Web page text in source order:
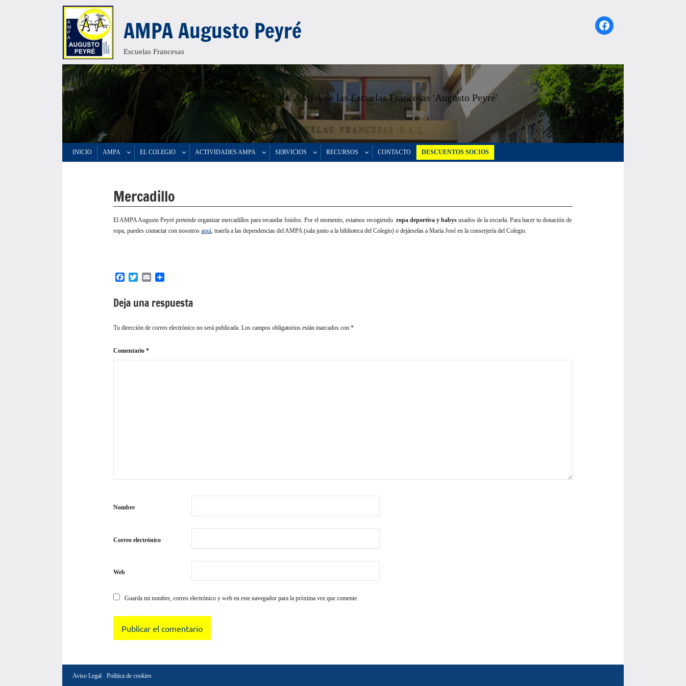
Saltar
al
contenido
AMPA Augusto Peyré
Escuelas Francesas
Facebook
Bienvenidos a la web del AMPA de las Escuelas Francesas 'Augusto Peyré'
INICIO AMPA EL COLEGIO ACTIVIDADES AMPA SERVICIOS RECURSOS CONTACTO DESCUENTOS SOCIOS
Mercadillo
El AMPA Augusto Peyré pretende organizar mercadillos para recaudar fondos. Por el momento, estamos recogiendo ropa deportiva y babys usados de la escuela. Para hacer tu donación de
ropa, puedes contactar con nosotros aquí, traerla a las dependencias del AMPA (sala junto a la biblioteca del Colegio) o dejárselas a María José en la conserjería del Colegio.
FacebookTwitterEmail
Deja una respuesta
Tu dirección de correo electrónico no será publicada. Los campos obligatorios están marcados con *
Comentario *
Nombre
Correo electrónico
Web
Guarda mi nombre, correo electrónico y web en este navegador para la próxima vez que comente.
Aviso Legal Política de cookies